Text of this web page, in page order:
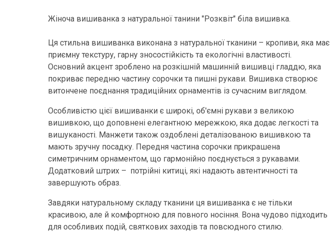
Жіноча вишиванка з натуральної танини "Розквіт" біла вишивка.
Ця стильна вишиванка виконана з натуральної тканини – кропиви, яка має
приємну текстуру, гарну зносостійкість та екологічні властивості.
Основний акцент зроблено на розкішній машинній вишивці гладдю, яка
покриває передню частину сорочки та пишні рукави. Вишивка створює
витончене поєднання традиційних орнаментів із сучасним виглядом.
Особливістю цієї вишиванки є широкі, об'ємні рукави з великою
вишивкою, що доповнені елегантною мережкою, яка додає легкості та
вишуканості. Манжети також оздоблені деталізованою вишивкою та
мають зручну посадку. Передня частина сорочки прикрашена
симетричним орнаментом, що гармонійно поєднується з рукавами.
Додатковий штрих – потрійні китиці, які надають автентичності та
завершують образ.
Завдяки натуральному складу тканини ця вишиванка є не тільки
красивою, але й комфортною для повного носіння. Вона чудово підходить
для особливих подій, святкових заходів та повсюдного стилю.